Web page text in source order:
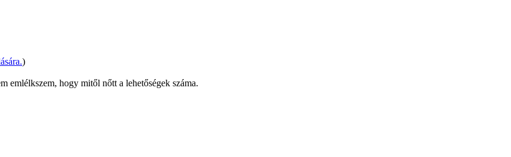
)
emlélkszem, hogy mitől nőtt a lehetőségek száma.